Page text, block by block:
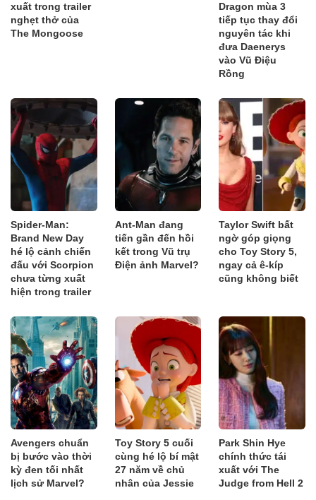
xuất trong trailer
nghẹt thở của
The Mongoose
Dragon mùa 3
tiếp tục thay đổi
nguyên tác khi
đưa Daenerys
vào Vũ Điệu
Rồng
Spider-Man:
Brand New Day
hé lộ cảnh chiến
đấu với Scorpion
chưa từng xuất
hiện trong trailer
Ant-Man đang
tiến gần đến hồi
kết trong Vũ trụ
Điện ảnh Marvel?
Taylor Swift bất
ngờ góp giọng
cho Toy Story 5,
ngay cả ê-kíp
cũng không biết
Avengers chuẩn
bị bước vào thời
kỳ đen tối nhất
lịch sử Marvel?
Toy Story 5 cuối
cùng hé lộ bí mật
27 năm về chủ
nhân của Jessie
Park Shin Hye
chính thức tái
xuất với The
Judge from Hell 2